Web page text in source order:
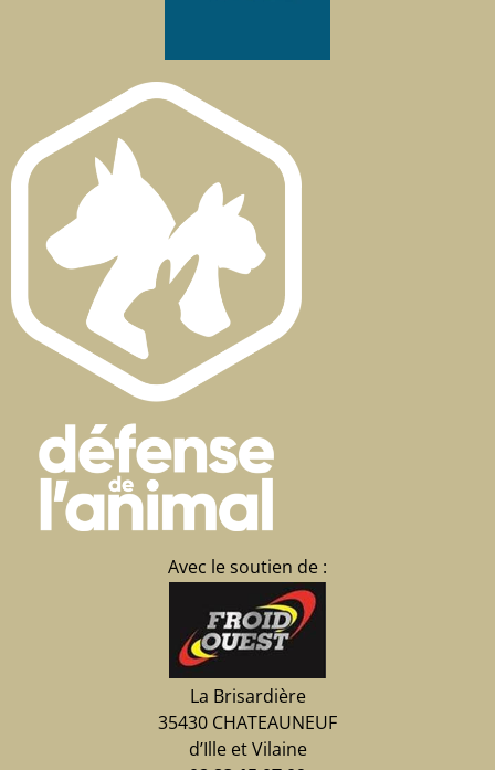
Avec le soutien de :
La Brisardière
35430 CHATEAUNEUF
d’Ille et Vilaine